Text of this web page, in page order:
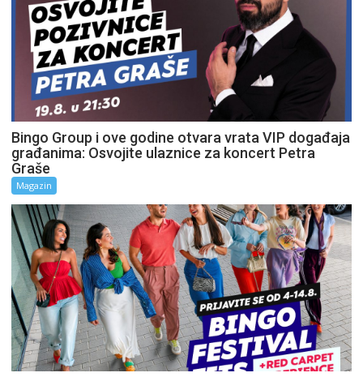
Bingo Group i ove godine otvara vrata VIP događaja
građanima: Osvojite ulaznice za koncert Petra
Graše
Magazin